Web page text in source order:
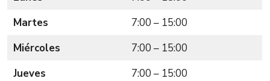
Martes
7:00 – 15:00
Miércoles
7:00 – 15:00
Jueves
7:00 – 15:00